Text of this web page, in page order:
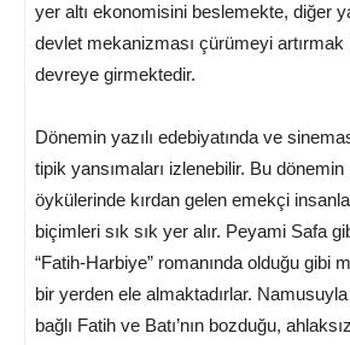
yer altı ekonomisini beslemekte, diğer
devlet mekanizması çürümeyi
devreye girmektedir.
Dönemin yazılı edebiyatında ve
tipik yansımaları izlenebilir. Bu
öykülerinde kırdan gelen emekçi
biçimleri sık sık yer alır. Peyami Safa
“Fatih-Harbiye” romanında olduğu gibi
bir yerden ele almaktadırlar.
bağlı Fatih ve Batı’nın bozduğu,